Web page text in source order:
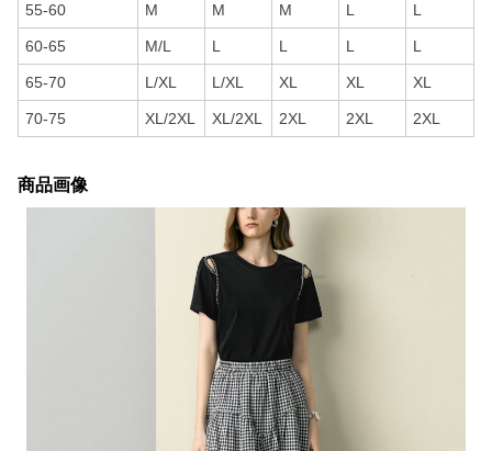
55-60 M M M L L
60-65 M/L L L L L
65-70 L/XL L/XL XL XL XL
70-75 XL/2XL XL/2XL 2XL 2XL 2XL
商品画像